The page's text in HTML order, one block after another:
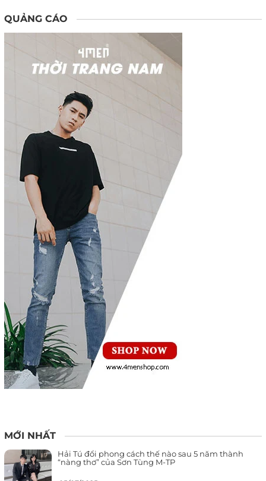
QUẢNG CÁO
MỚI NHẤT
Hải Tú đổi phong cách thế nào sau 5 năm thành
“nàng thơ” của Sơn Tùng M-TP